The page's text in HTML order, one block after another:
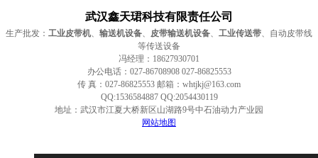
武汉鑫天珺科技有限责任公司
生产批发： 工业皮带机 输送机设备 皮带输送机设备 工业传送带 、自动皮带线
等传送设备
冯经理：18627930701
办公电话：027-86708908 027-86825553
传 真：027-86825553 邮箱：whtjkj@163.com
QQ:1536584887 QQ:2054430119
地址：武汉市江夏大桥新区山湖路9号中石油动力产业园
网站地图